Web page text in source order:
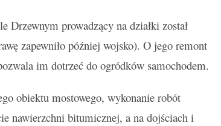
prowadzący na działki został
zapewniło później wojsko). O jego remont
im dotrzeć do ogródków samochodem.
obiektu mostowego, wykonanie robót
nawierzchni bitumicznej, a na dojściach i